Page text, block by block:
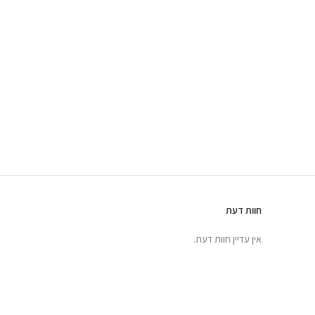
חוות דעת
אין עדיין חוות דעת.